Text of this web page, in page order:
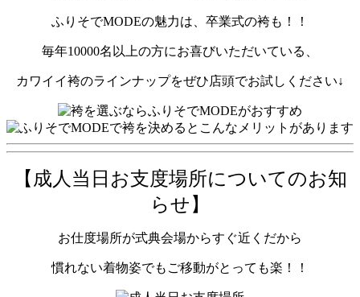
ふりそでMODEの魅力は、卒業式の袴も！！
毎年10000名以上の方にお喜びいただいている、
カワイイ袴のラインナップをぜひ店頭でお試しください↓
【成人当日お支度場所についてのお知
らせ】
お仕度場所が式典会場からすぐ近くだから
慣れない着物姿でもご移動がとっても楽！！